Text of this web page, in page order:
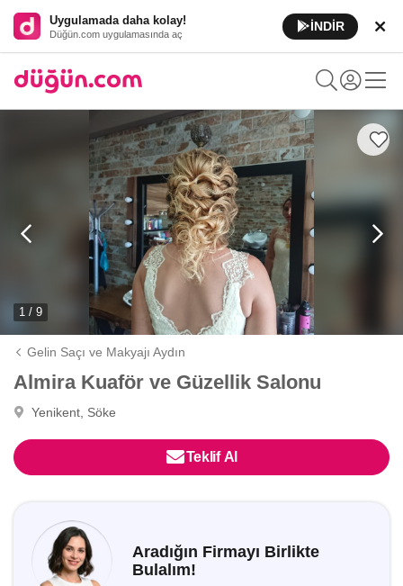
Uygulamada daha kolay!
Düğün.com uygulamasında aç
İNDİR
1 / 9
Gelin Saçı ve Makyajı Aydın
Almira Kuaför ve Güzellik Salonu
Yenikent, Söke
Teklif Al
Aradığın Firmayı Birlikte
Bulalım!